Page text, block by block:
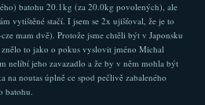
batohu 20.1kg (za 20.0kg povolených), ale
vytištěné stačí. I jsem se 2x ujišťoval, že je to
mam dvě). Protože jsme chtěli být v Japonsku
to jako o pokus vyslovit jméno Michal
nelíbí jeho zavazadlo a že by v něm mohla být
noutas úplně ce spod pečlivě zabaleného
batohu.